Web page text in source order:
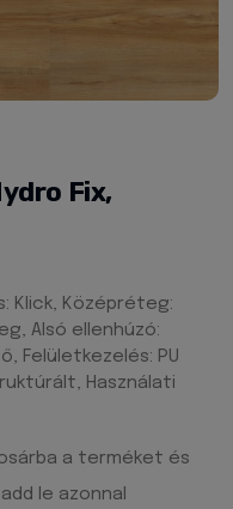
Fix,
Klick, Középréteg:
Alsó ellenhúzó:
Felületkezelés: PU
Használati
a terméket és
le azonnal